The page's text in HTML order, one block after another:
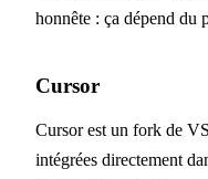
honnête : ça dépend du
Cursor
Cursor est un fork de
intégrées directement